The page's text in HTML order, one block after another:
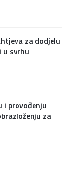
za dodjelu
u svrhu
i provođenju
za